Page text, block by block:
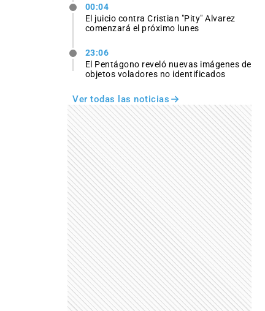
00:04
El juicio contra Cristian "Pity" Alvarez
comenzará el próximo lunes
23:06
El Pentágono reveló nuevas imágenes de
objetos voladores no identificados
Ver todas las noticias